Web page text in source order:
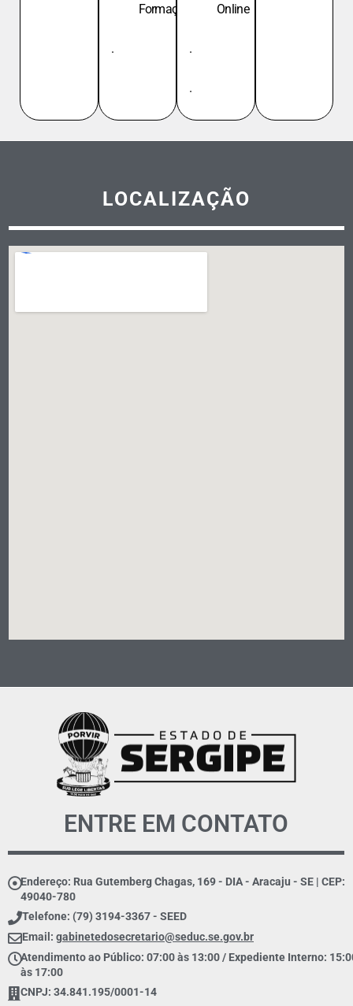
Formação
.
Online
.
.
LOCALIZAÇÃO
ENTRE EM CONTATO
Endereço: Rua Gutemberg Chagas, 169 - DIA - Aracaju - SE | CEP:
49040-780
Telefone: (79) 3194-3367 - SEED
Email: gabinetedosecretario@seduc.se.gov.br
Atendimento ao Público: 07:00 às 13:00 / Expediente Interno:
às 17:00
CNPJ: 34.841.195/0001-14